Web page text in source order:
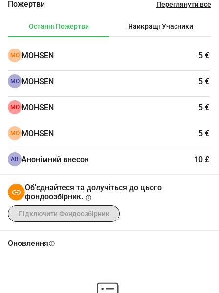
Пожертви Переглянути все
Останні Пожертви Найкращі Учасники
MO MOHSEN 5 €
MO MOHSEN 5 €
MO MOHSEN 5 €
MO MOHSEN 5 €
АВ Анонімний внесок 10 £
Об'єднайтеся та долучіться до цього
фондоозбірник. info
Підключити Фондоозбірник
Оновленняinfo